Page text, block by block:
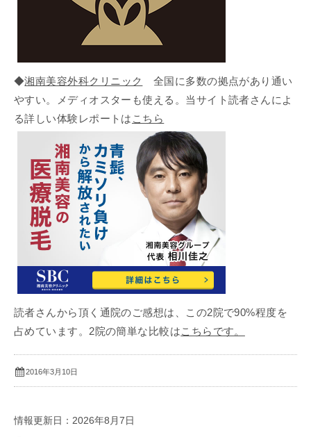
◆湘南美容外科クリニック
全国に多数の拠点があり通い
やすい。メディオスターも使える。当サイト読者さんによ
る詳しい体験レポートは こちら
読者さんから頂く通院のご感想は、この2院で90%程度を
占めています。2院の簡単な比較はこちらです。
2016年3月10日
情報更新日：2026年8月7日